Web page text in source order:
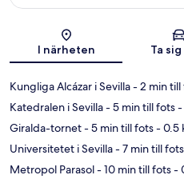
I närheten Ta
Kungliga Alcázar i Sevilla- 2 min till
Katedralen i Sevilla- 5 min till fots-
Giralda-tornet- 5 min till fots- 0.5
Universitetet i Sevilla- 7 min till fots
Metropol Parasol- 10 min till fots-